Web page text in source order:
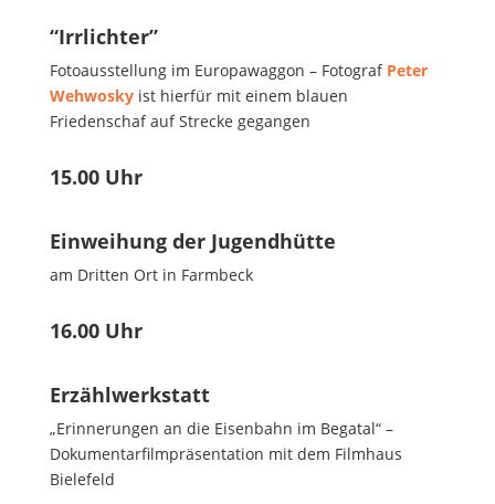
“Irrlichter”
Fotoausstellung im Europawaggon – Fotograf Peter
Wehwoskyist hierfür mit einem blauen
Friedenschaf auf Strecke gegangen
15.00 Uhr
Einweihung der Jugendhütte
am Dritten Ort in Farmbeck
16.00 Uhr
Erzählwerkstatt
„Erinnerungen an die Eisenbahn im Begatal“ –
Dokumentarfilmpräsentation mit dem Filmhaus
Bielefeld